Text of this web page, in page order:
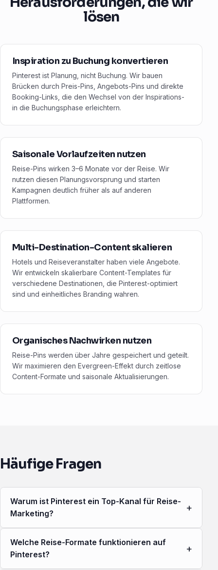
lösen
Inspiration zu Buchung konvertieren
Pinterest ist Planung, nicht Buchung. Wir bauen
Brücken durch Preis-Pins, Angebots-Pins und direkte
Booking-Links, die den Wechsel von der Inspirations-
in die Buchungsphase erleichtern.
Saisonale Vorlaufzeiten nutzen
Reise-Pins wirken 3–6 Monate vor der Reise. Wir
nutzen diesen Planungsvorsprung und starten
Kampagnen deutlich früher als auf anderen
Plattformen.
Multi-Destination-Content skalieren
Hotels und Reiseveranstalter haben viele Angebote.
Wir entwickeln skalierbare Content-Templates für
verschiedene Destinationen, die Pinterest-optimiert
sind und einheitliches Branding wahren.
Organisches Nachwirken nutzen
Reise-Pins werden über Jahre gespeichert und geteilt.
Wir maximieren den Evergreen-Effekt durch zeitlose
Content-Formate und saisonale Aktualisierungen.
Häufige Fragen
Warum ist Pinterest ein Top-Kanal für Reise-
Marketing?
+
Welche Reise-Formate funktionieren auf
Pinterest?
+